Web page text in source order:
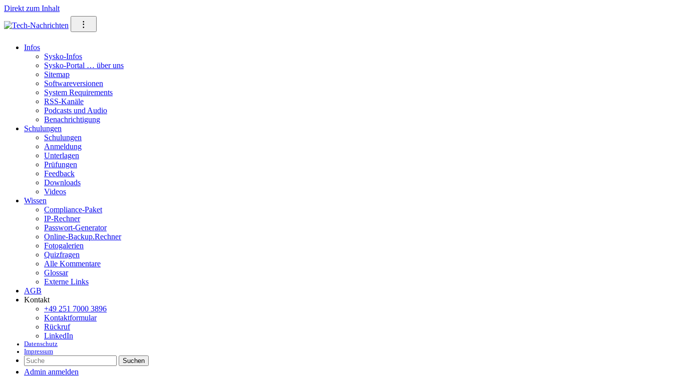
Direkt zum Inhalt
⁝
Infos
Sysko-Infos
Sysko-Portal … über uns
Sitemap
Softwareversionen
System Requirements
RSS-Kanäle
Podcasts und Audio
Benachrichtigung
Schulungen
Schulungen
Anmeldung
Unterlagen
Prüfungen
Feedback
Downloads
Videos
Wissen
Compliance-Paket
IP-Rechner
Passwort-Generator
Online-Backup.Rechner
Fotogalerien
Quizfragen
Alle Kommentare
Glossar
Externe Links
AGB
Kontakt
+49 251 7000 3896
Kontaktformular
Rückruf
LinkedIn
Datenschutz
Impressum
Suchen
Admin anmelden